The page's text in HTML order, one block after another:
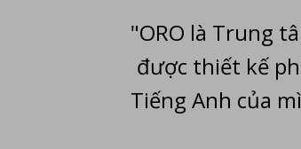
"ORO là Trung
được thiết kế
Tiếng Anh của